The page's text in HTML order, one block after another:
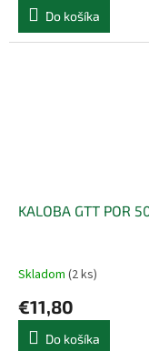
Do košíka
KALOBA GTT POR
Skladom (2 ks)
€11,80
Do košíka